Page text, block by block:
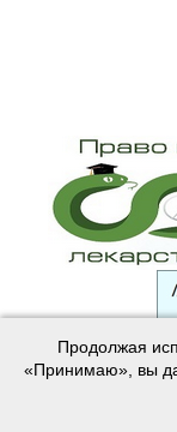
Продолжая
«Принимаю», вы